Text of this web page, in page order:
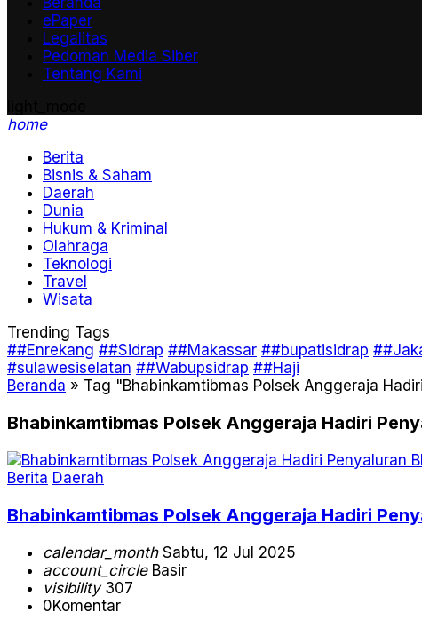
ePaper
Legalitas
Pedoman Media Siber
Tentang Kami
home
Berita
Bisnis & Saham
Daerah
Dunia
Hukum & Kriminal
Olahraga
Teknologi
Travel
Wisata
Trending Tags
##Enrekang ##Sidrap ##Makassar ##bupatisidrap
#sulawesiselatan ##Wabupsidrap ##Haji
Beranda » Tag "Bhabinkamtibmas Polsek Anggeraja
Bhabinkamtibmas Polsek Anggeraja Hadiri
Berita Daerah
Bhabinkamtibmas Polsek Anggeraja Hadiri
calendar_monthSabtu, 12 Jul 2025
account_circleBasir
visibility307
0Komentar